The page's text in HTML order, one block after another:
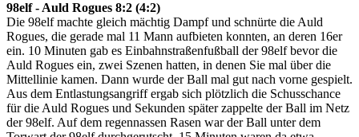
98elf - Auld Rogues 8:2 (4:2)
Die 98elf machte gleich mächtig Dampf und schnürte die Auld
Rogues, die gerade mal 11 Mann aufbieten konnten, an deren 16er
ein. 10 Minuten gab es Einbahnstraßenfußball der 98elf bevor die
Auld Rogues ein, zwei Szenen hatten, in denen Sie mal über die
Mittellinie kamen. Dann wurde der Ball mal gut nach vorne gespielt.
Aus dem Entlastungsangriff ergab sich plötzlich die Schusschance
für die Auld Rogues und Sekunden später zappelte der Ball im Netz
der 98elf. Auf dem regennassen Rasen war der Ball unter dem